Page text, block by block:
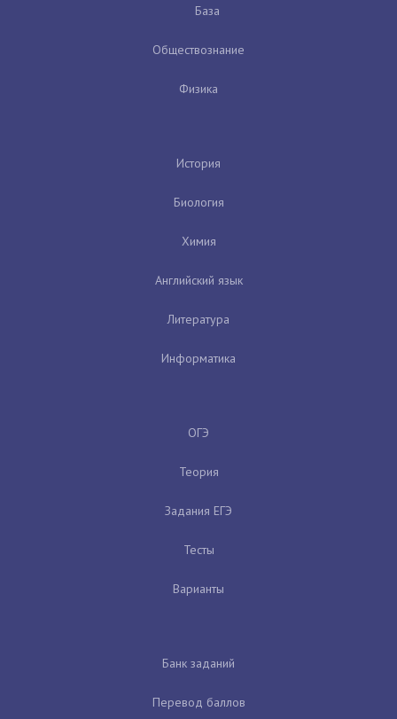
База
Обществознание
Физика
История
Биология
Химия
Английский язык
Литература
Информатика
ОГЭ
Теория
Задания ЕГЭ
Тесты
Варианты
Банк заданий
Перевод баллов